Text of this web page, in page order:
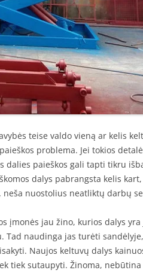
teise valdo vieną ar kelis
problema. Jei tokios
dalies paieškos gali tapti tikru
dalys pabrangsta kelis
neša nuostolius neatliktų darbų
įmonės jau žino, kurios dalys
Tad naudinga jas turėti
Naujos keltuvų dalys
tiek sutaupyti. Žinoma,